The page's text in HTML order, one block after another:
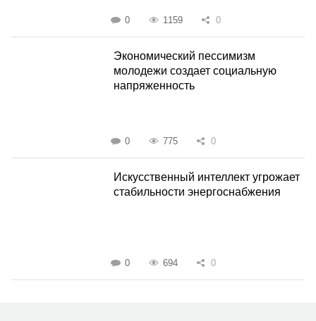
0 1159 0
Экономический пессимизм
молодежи создает социальную
напряженность
0 775 0
Искусственный интеллект угрожает
стабильности энергоснабжения
0 694 0